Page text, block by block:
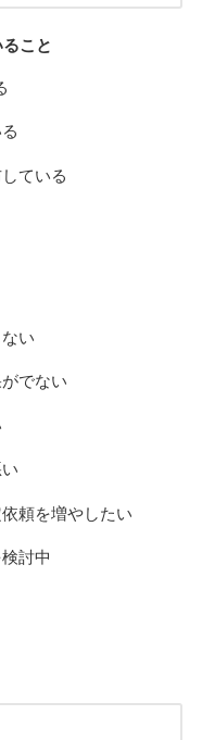
こと
ている
い
でない
頼を増やしたい
討中